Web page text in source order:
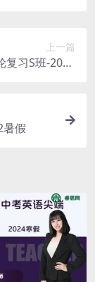
上一篇
复习S班-2023
暑假